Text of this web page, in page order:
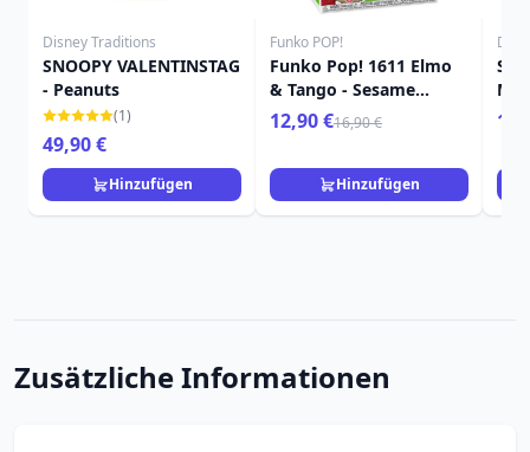
Disney Traditions
SNOOPY VALENTINSTAG
- Peanuts
(1)
49,90 €
Hinzufügen
Funko POP!
Funko Pop! 1611 Elmo
& Tango - Sesame
Street
12,90 €16,90 €
Hinzufügen
Zusätzliche Informationen